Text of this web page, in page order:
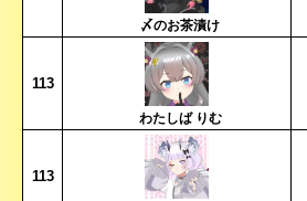
〆のお茶漬け
113
わたしば りむ
113